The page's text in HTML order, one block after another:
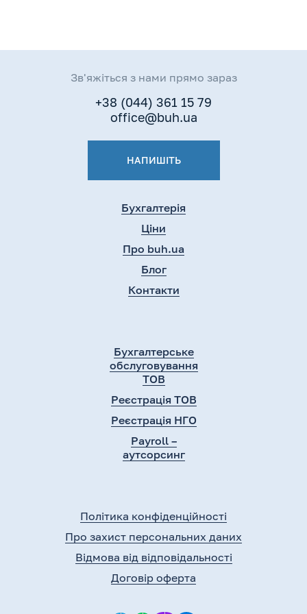
Бухгалтерія
Ціни
Про buh.ua
Блог
Контакти
Бухгалтерське
обслуговування
ТОВ
Реєстрація ТОВ
Реєстрація НГО
Payroll –
аутсорсинг
Політика конфіденційності
Про захист персональних даних
Відмова від відповідальності
Договір оферта
Зв'яжіться з нами прямо зараз
+38 (044) 361 15 79
office@buh.ua
НАПИШІТЬ